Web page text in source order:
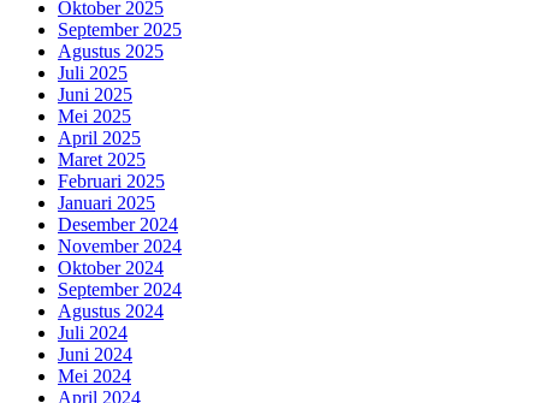
Oktober 2025
September 2025
Agustus 2025
Juli 2025
Juni 2025
Mei 2025
April 2025
Maret 2025
Februari 2025
Januari 2025
Desember 2024
November 2024
Oktober 2024
September 2024
Agustus 2024
Juli 2024
Juni 2024
Mei 2024
April 2024